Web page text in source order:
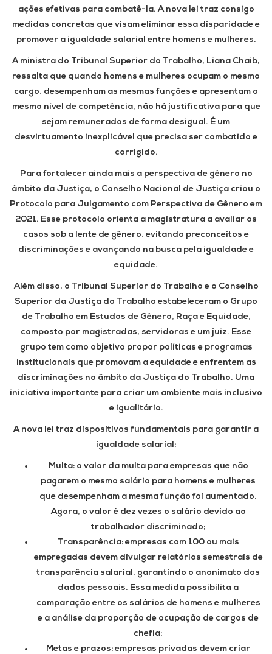
ações efetivas para combatê-la. A nova lei traz consigo
medidas concretas que visam eliminar essa disparidade e
promover a igualdade salarial entre homens e mulheres.
A ministra do Tribunal Superior do Trabalho, Liana Chaib,
ressalta que quando homens e mulheres ocupam o mesmo
cargo, desempenham as mesmas funções e apresentam o
mesmo nível de competência, não há justificativa para que
sejam remunerados de forma desigual. É um
desvirtuamento inexplicável que precisa ser combatido e
corrigido.
Para fortalecer ainda mais a perspectiva de gênero no
âmbito da Justiça, o Conselho Nacional de Justiça criou o
Protocolo para Julgamento com Perspectiva de Gênero em
2021. Esse protocolo orienta a magistratura a avaliar os
casos sob a lente de gênero, evitando preconceitos e
discriminações e avançando na busca pela igualdade e
equidade.
Além disso, o Tribunal Superior do Trabalho e o Conselho
Superior da Justiça do Trabalho estabeleceram o Grupo
de Trabalho em Estudos de Gênero, Raça e Equidade,
composto por magistradas, servidoras e um juiz. Esse
grupo tem como objetivo propor políticas e programas
institucionais que promovam a equidade e enfrentem as
discriminações no âmbito da Justiça do Trabalho. Uma
iniciativa importante para criar um ambiente mais inclusivo
e igualitário.
A nova lei traz dispositivos fundamentais para garantir a
igualdade salarial:
Multa: o valor da multa para empresas que não
pagarem o mesmo salário para homens e mulheres
que desempenham a mesma função foi aumentado.
Agora, o valor é dez vezes o salário devido ao
trabalhador discriminado;
Transparência: empresas com 100 ou mais
empregadas devem divulgar relatórios semestrais de
transparência salarial, garantindo o anonimato dos
dados pessoais. Essa medida possibilita a
comparação entre os salários de homens e mulheres
e a análise da proporção de ocupação de cargos de
chefia;
Metas e prazos: empresas privadas devem criar